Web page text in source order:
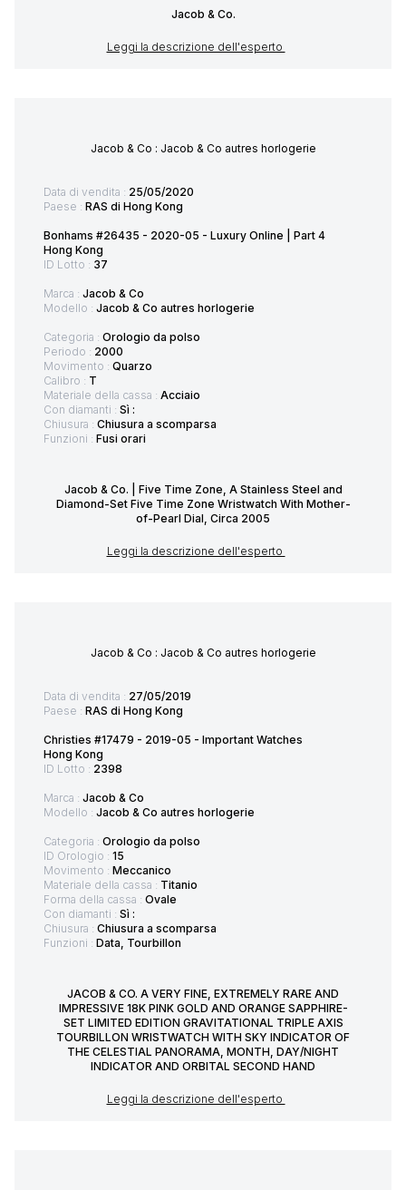
Jacob & Co.
Leggi la descrizione dell'esperto
Jacob & Co : Jacob & Co autres horlogerie
Data di vendita : 25/05/2020
Paese : RAS di Hong Kong
Bonhams #26435 - 2020-05 - Luxury Online | Part 4
Hong Kong
ID Lotto : 37
Marca : Jacob & Co
Modello : Jacob & Co autres horlogerie
Categoria : Orologio da polso
Periodo : 2000
Movimento : Quarzo
Calibro : T
Materiale della cassa : Acciaio
Con diamanti : Sì :
Chiusura : Chiusura a scomparsa
Funzioni : Fusi orari
Jacob & Co. | Five Time Zone, A Stainless Steel and
Diamond-Set Five Time Zone Wristwatch With Mother-
of-Pearl Dial, Circa 2005
Leggi la descrizione dell'esperto
Jacob & Co : Jacob & Co autres horlogerie
Data di vendita : 27/05/2019
Paese : RAS di Hong Kong
Christies #17479 - 2019-05 - Important Watches
Hong Kong
ID Lotto : 2398
Marca : Jacob & Co
Modello : Jacob & Co autres horlogerie
Categoria : Orologio da polso
ID Orologio : 15
Movimento : Meccanico
Materiale della cassa : Titanio
Forma della cassa : Ovale
Con diamanti : Sì :
Chiusura : Chiusura a scomparsa
Funzioni : Data, Tourbillon
JACOB & CO. A VERY FINE, EXTREMELY RARE AND
IMPRESSIVE 18K PINK GOLD AND ORANGE SAPPHIRE-
SET LIMITED EDITION GRAVITATIONAL TRIPLE AXIS
TOURBILLON WRISTWATCH WITH SKY INDICATOR OF
THE CELESTIAL PANORAMA, MONTH, DAY/NIGHT
INDICATOR AND ORBITAL SECOND HAND
Leggi la descrizione dell'esperto